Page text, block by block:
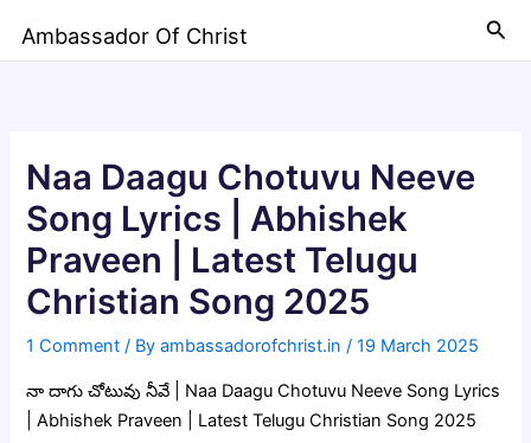
Ambassador Of Christ
Naa Daagu Chotuvu Neeve
Song Lyrics | Abhishek
Praveen | Latest Telugu
Christian Song 2025
1 Comment / Byambassadorofchrist.in/19 March 2025
నా దాగు చోటువు నీవే | Naa Daagu Chotuvu Neeve Song Lyrics
| Abhishek Praveen | Latest Telugu Christian Song 2025